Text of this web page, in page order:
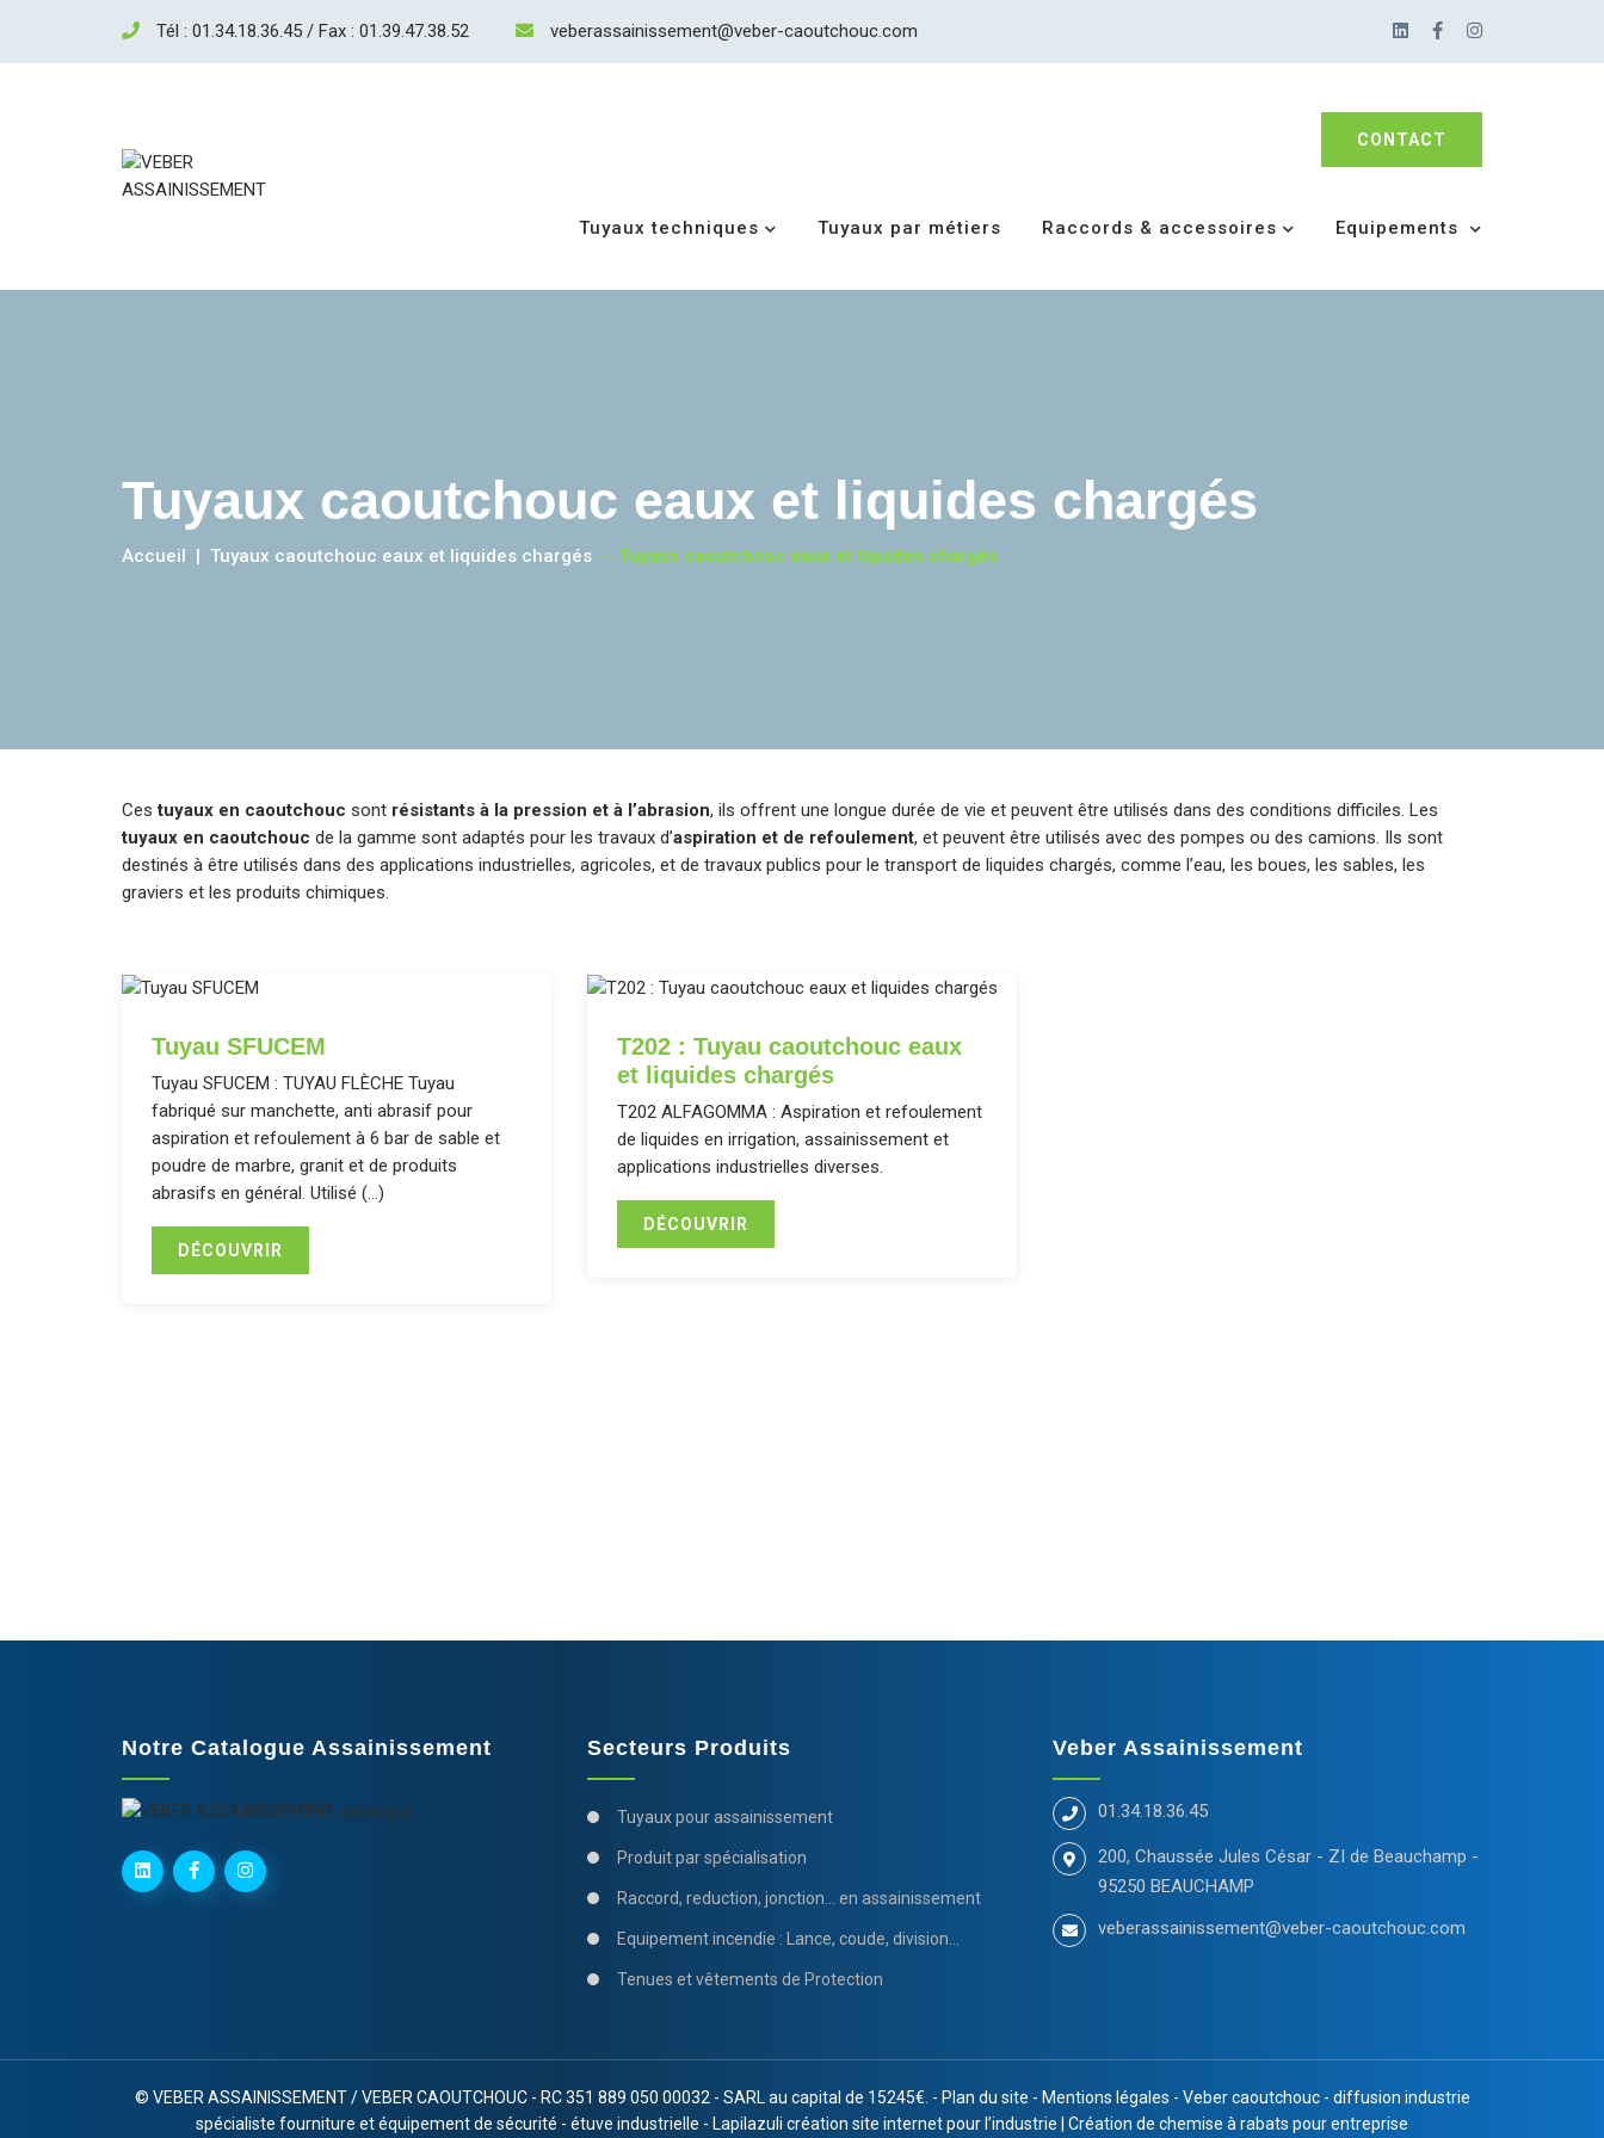
Tél : 01.34.18.36.45 / Fax : 01.39.47.38.52 veberassainissement@veber-caoutchouc.com
CONTACT
Tuyaux techniques Tuyaux par métiers Raccords & accessoires Equipements
Tuyaux caoutchouc eaux et liquides chargés
Accueil Tuyaux caoutchouc eaux et liquides chargés - Tuyaux caoutchouc eaux et liquides chargés
Cestuyaux en caoutchouc sont résistants à la pression et à l’abrasion, ils offrent une longue durée de vie et peuvent être utilisés dans des conditions difficiles. Les
tuyaux en caoutchouc de la gamme sont adaptés pour les travaux d’aspiration et de refoulement, et peuvent être utilisés avec des pompes ou des camions. Ils sont
destinés à être utilisés dans des applications industrielles, agricoles, et de travaux publics pour le transport de liquides chargés, comme l’eau, les boues, les sables, les
graviers et les produits chimiques.
Tuyau SFUCEM
Tuyau SFUCEM : TUYAU FLÈCHE Tuyau
fabriqué sur manchette, anti abrasif pour
aspiration et refoulement à 6 bar de sable et
poudre de marbre, granit et de produits
abrasifs en général. Utilisé (…)
DÉCOUVRIR
T202 : Tuyau caoutchouc eaux
et liquides chargés
T202 ALFAGOMMA : Aspiration et refoulement
de liquides en irrigation, assainissement et
applications industrielles diverses.
DÉCOUVRIR
Notre Catalogue Assainissement Secteurs Produits
Tuyaux pour assainissement
Produit par spécialisation
Raccord, reduction, jonction... en assainissement
Equipement incendie : Lance, coude, division...
Tenues et vêtements de Protection
Veber Assainissement
01.34.18.36.45
200, Chaussée Jules César - ZI de Beauchamp -
95250 BEAUCHAMP
veberassainissement@veber-caoutchouc.com
© VEBER ASSAINISSEMENT / VEBER CAOUTCHOUC - RC 351 889 050 00032 - SARL au capital de 15245€. - Plan du site - Mentions légales - Veber caoutchouc- diffusion industrie
spécialiste fourniture et équipement de sécurité - étuve industrielle - Lapilazuli création site internet pour l’industrie | Création de chemise à rabats pour entreprise